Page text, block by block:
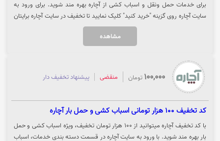
برای خدمات حمل ونقل و اسباب کشی از آچاره بهره مند شوید. برای ورود به
سایت آچاره روی گزینه "خرید کنید" کلیک نمایید تا تخفیف در سایت آچاره برایتان
مشاهده
100,000 تومان منقضی پیشنهاد تخفیف دار
کد تخفیف 100 هزار تومانی اسباب کشی و حمل بار آچاره
با کد تخفیف آچاره میتوانید از 100 هزار تومان تخفیف، ویژه اسباب کشی و حمل
بار بهره مند شوید. با ورود به سایت آچاره در قسمت دسته بندی خدمات، اسباب